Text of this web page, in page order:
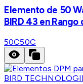
Elemento de 50
BIRD 43 en
50C50C
BIRD